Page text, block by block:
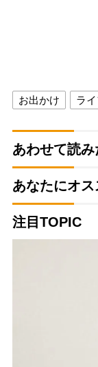
お出かけ ラ
あわせて読み
あなたにオス
注目TOPIC